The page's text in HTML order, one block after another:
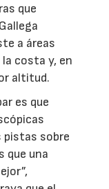
que
a áreas
costa y, en
altitud.
es que
pistas sobre
que una